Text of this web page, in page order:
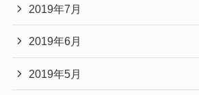
2019年7月
2019年6月
2019年5月